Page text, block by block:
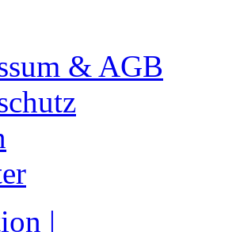
& AGB